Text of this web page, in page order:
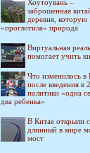
Хоутоувань –
заброшенная
деревня, которую
«проглотила» природа
Виртуальная
помогает учить
Что изменилось в
после введения в
политики «одна
два ребенка»
В Китае открыли
длинный в мире
мост